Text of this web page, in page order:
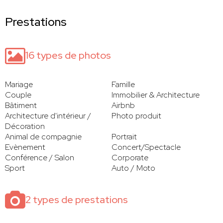
Prestations
16 types de photos
Mariage
Famille
Couple
Immobilier & Architecture
Bâtiment
Airbnb
Architecture d'intérieur /
Décoration
Photo produit
Animal de compagnie
Portrait
Evènement
Concert/Spectacle
Conférence / Salon
Corporate
Sport
Auto / Moto
2 types de prestations